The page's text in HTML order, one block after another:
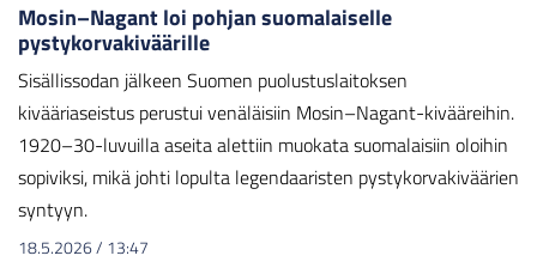
Mosin–Nagant loi pohjan suomalaiselle
pystykorvakiväärille
Sisällissodan jälkeen Suomen puolustuslaitoksen
kivääriaseistus perustui venäläisiin Mosin–Nagant-kivääreihin.
1920–30-luvuilla aseita alettiin muokata suomalaisiin oloihin
sopiviksi, mikä johti lopulta legendaaristen pystykorvakiväärien
syntyyn.
18.5.2026/ 13:47